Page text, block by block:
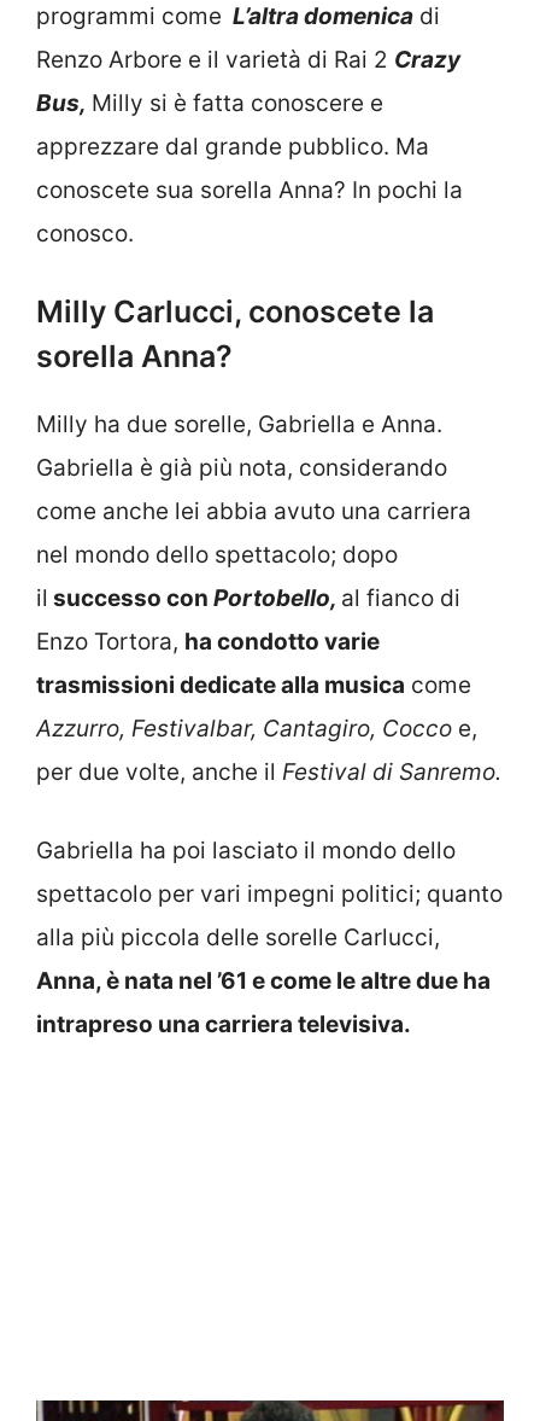
programmi come L’altra domenica di
Renzo Arbore e il varietà di Rai 2 Crazy
Bus, Milly si è fatta conoscere e
apprezzare dal grande pubblico. Ma
conoscete sua sorella Anna? In pochi la
conosco.
Milly Carlucci, conoscete la
sorella Anna?
Milly ha due sorelle, Gabriella e Anna.
Gabriella è già più nota, considerando
come anche lei abbia avuto una carriera
nel mondo dello spettacolo; dopo
il successo con Portobello, al fianco di
Enzo Tortora, ha condotto varie
trasmissioni dedicate alla musica come
Azzurro, Festivalbar, Cantagiro, Cocco e,
per due volte, anche il Festival di Sanremo.
Gabriella ha poi lasciato il mondo dello
spettacolo per vari impegni politici; quanto
alla più piccola delle sorelle Carlucci,
Anna, è nata nel ’61 e come le altre due ha
intrapreso una carriera televisiva.